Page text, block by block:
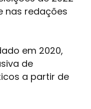
nas redações
em 2020,
de
a partir de